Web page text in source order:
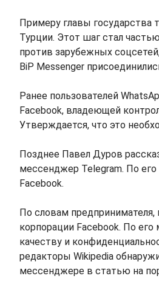
Примеру главы государства
Турции. Этот шаг стал
против зарубежных
BiP Messenger
Ранее пользователей
Facebook, владеющей
Утверждается, что это
Позднее Павел Дуров
мессенджер Telegram. По
Facebook.
По словам предпринимателя,
корпорации Facebook. По
качеству и
редакторы Wikipedia
мессенджере в статью на